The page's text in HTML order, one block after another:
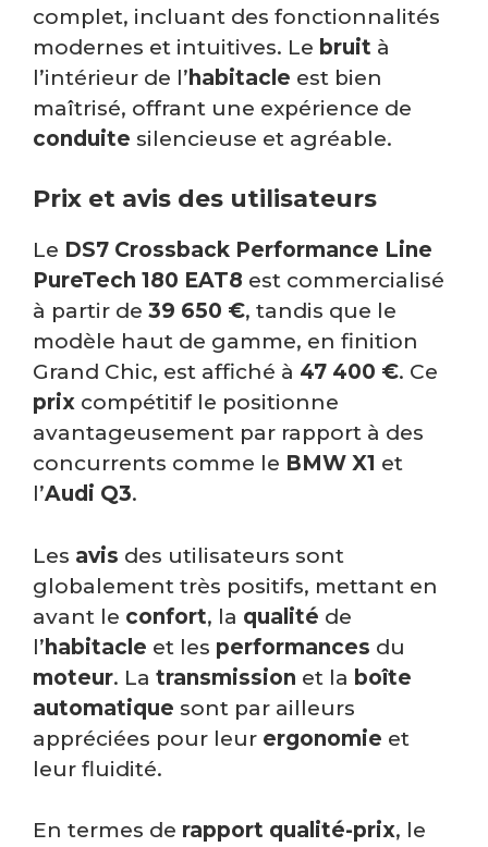
complet, incluant des fonctionnalités
modernes et intuitives. Le bruit à
l’intérieur de l’ habitacle est bien
maîtrisé, offrant une expérience de
conduite silencieuse et agréable.
Prix et avis des utilisateurs
Le DS7 Crossback Performance Line
PureTech 180 EAT8 est commercialisé
à partir de 39 650 €, tandis que le
modèle haut de gamme, en finition
Grand Chic, est affiché à 47 400 €. Ce
prix compétitif le positionne
avantageusement par rapport à des
concurrents comme le BMW X1 et
l’Audi Q3.
Les avis des utilisateurs sont
globalement très positifs, mettant en
avant le confort, la qualité de
l’ habitacle et les performances du
moteur. La transmission et la boîte
automatique sont par ailleurs
appréciées pour leur ergonomie et
leur fluidité.
En termes de rapport qualité-prix, le